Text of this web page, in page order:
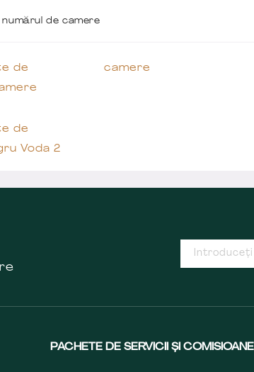
de camere
de
de
Voda 2
camere
PACHETE DE SERVICII ȘI